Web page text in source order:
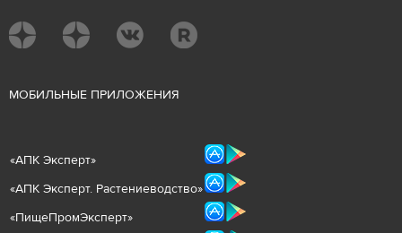
МОБИЛЬНЫЕ ПРИЛОЖЕНИЯ
«АПК Эксперт»
«АПК Эксперт. Растениеводство»
«ПищеПромЭксперт»